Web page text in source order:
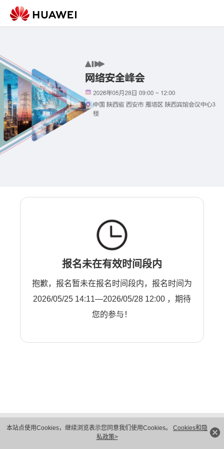
本站点使用Cookies，继续浏览表示您同意我们使用Cookies。 Cookies和隐
私政策>
报名未在有效时间段内
抱歉，报名暂未在报名时间段内，报名时间为
2026/05/25 14:11—2026/05/28 12:00 ，期待
您的参与！
隐私保护
法律声明